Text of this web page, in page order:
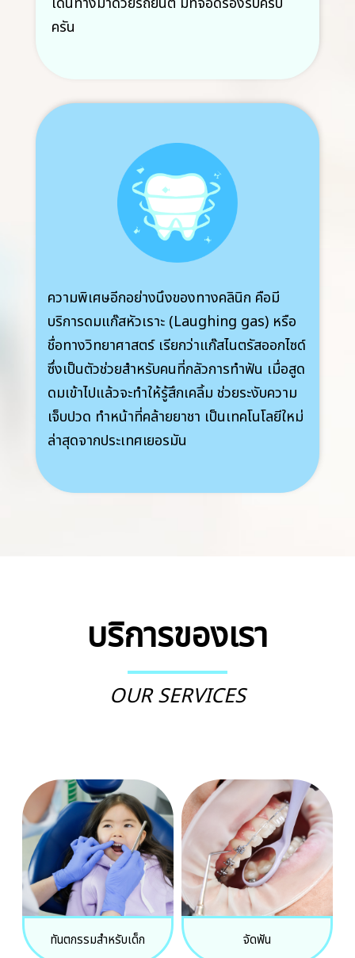
ครัน
ความพิเศษอีกอย่างนึงของทางคลินิก คือมี
บริการดมแก๊สหัวเราะ (Laughing gas) หรือ
ชื่อทางวิทยาศาสตร์ เรียกว่าแก๊สไนตรัสออกไซด์
ซึ่งเป็นตัวช่วยสำหรับคนที่กลัวการทำฟัน เมื่อสูด
ดมเข้าไปแล้วจะทำให้รู้สึกเคลิ้ม ช่วยระงับความ
เจ็บปวด ทำหน้าที่คล้ายยาชา เป็นเทคโนโลยีใหม่
ล่าสุดจากประเทศเยอรมัน
บริการของเรา
OUR SERVICES
ทันตกรรมสำหรับเด็ก จัดฟัน